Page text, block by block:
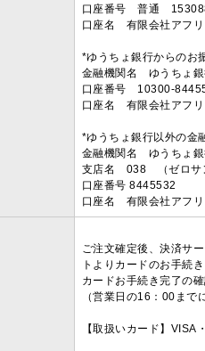
口座番号 普通
口座名 有限会社アフ
*ゆうちょ銀行からのお
金融機関名 ゆうちょ
口座番号 10300-
口座名 有限会社アフ
*ゆうちょ銀行以外の金
金融機関名 ゆうちょ
支店名 038 （ゼロサ
口座番号 8445532
口座名 有限会社アフ
ご注文確定後、決済サ
トよりカードのお手続
カードお手続き完了の
（営業日の16：00ま
【取扱いカード】